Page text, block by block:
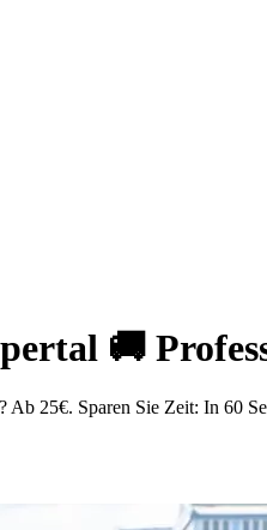
🚚
Ab 25€. Sparen Sie Zeit: In 60